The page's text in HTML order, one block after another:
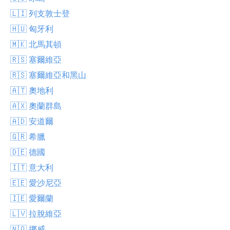
🇱🇮 列支敦士登
🇭🇺 匈牙利
🇲🇰 北馬其頓
🇷🇸 塞爾維亞
🇷🇸 塞爾維亞和黑山
🇦🇹 奧地利
🇦🇽 奧蘭群島
🇦🇩 安道爾
🇬🇷 希臘
🇩🇪 德國
🇮🇹 意大利
🇪🇪 愛沙尼亞
🇮🇪 愛爾蘭
🇱🇻 拉脫維亞